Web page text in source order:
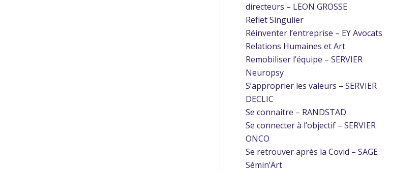
directeurs – LEON GROSSE
Reflet Singulier
Réinventer l’entreprise – EY Avocats
Relations Humaines et Art
Remobiliser l’équipe – SERVIER
Neuropsy
S’approprier les valeurs – SERVIER
DECLIC
Se connaitre – RANDSTAD
Se connecter à l’objectif – SERVIER
ONCO
Se retrouver après la Covid – SAGE
Sémin’Art